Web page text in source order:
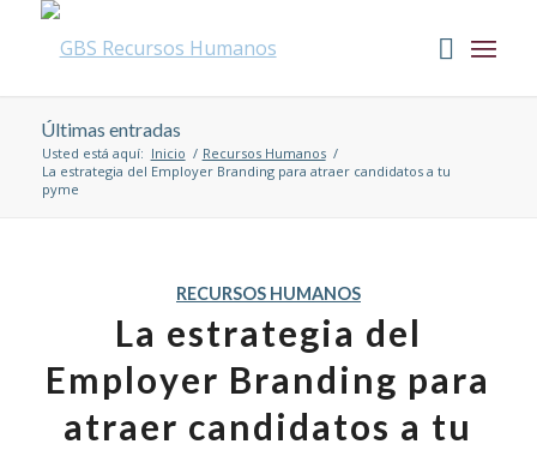
Últimas entradas
Usted está aquí: Inicio / Recursos Humanos /
La estrategia del Employer Branding para atraer candidatos a tu
pyme
RECURSOS HUMANOS
La estrategia del
Employer Branding para
atraer candidatos a tu